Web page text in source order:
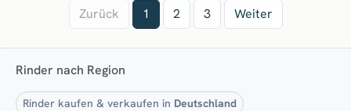
Zurück 1 2 3 Weiter
Rinder nach Region
Rinder kaufen & verkaufen in Deutschland